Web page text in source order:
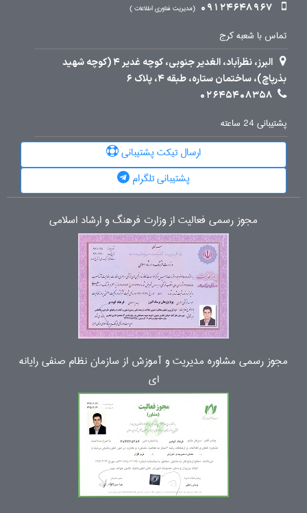
09124648967 مدیریت فناوری اطلاعات
تماس با شعبه کرج
البرز، نظرآباد، الغدیر جنوبی، کوچه غدیر 4 (کوچه شهید
بذرپاچ)، ساختمان ستاره، طبقه 4، پلاک 6
02645408358
پشتیبانی 24 ساعته
ارسال تیکت پشتیبانی
پشتیبانی تلگرام
مجوز رسمی فعالیت از وزارت فرهنگ و ارشاد اسلامی
مجوز رسمی مشاوره مدیریت و آموزش از سازمان نظام صنفی رایانه
ای